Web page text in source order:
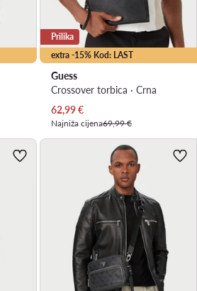
extra -15% Kod: LAST
Prilika
Guess
Crossover torbica · Crna
Trenutna cijena
62,99€
Najniža cijena69,99 €